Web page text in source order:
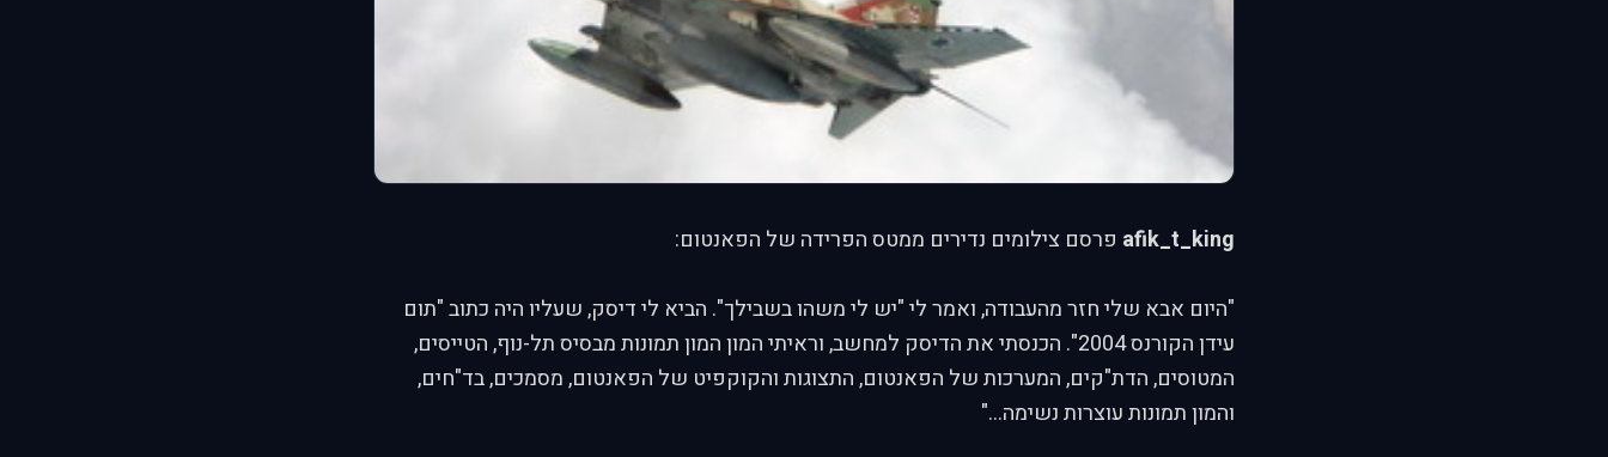
afik_t_king פרסם צילומים נדירים ממטס הפרידה של הפאנטום:
"היום אבא שלי חזר מהעבודה, ואמר לי "יש לי משהו בשבילך". הביא לי דיסק, שעליו היה כתוב "תום
עידן הקורנס 2004". הכנסתי את הדיסק למחשב, וראיתי המון המון תמונות מבסיס תל-נוף, הטייסים,
המטוסים, הדת"קים, המערכות של הפאנטום, התצוגות והקוקפיט של הפאנטום, מסמכים, בד"חים,
והמון תמונות עוצרות נשימה..."